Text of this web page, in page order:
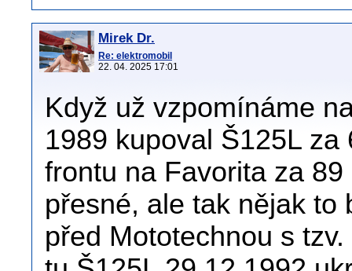
Mirek Dr.
Re: elektromobil
22. 04. 2025 17:01
Když už vzpomínáme
1989 kupoval Š125L
frontu na Favorita za
přesné, ale tak nějak to
před Mototechnou s